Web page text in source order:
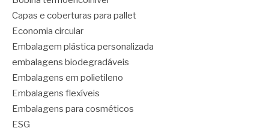
Capas e coberturas para pallet
Economia circular
Embalagem plástica personalizada
embalagens biodegradáveis
Embalagens em polietileno
Embalagens flexíveis
Embalagens para cosméticos
ESG